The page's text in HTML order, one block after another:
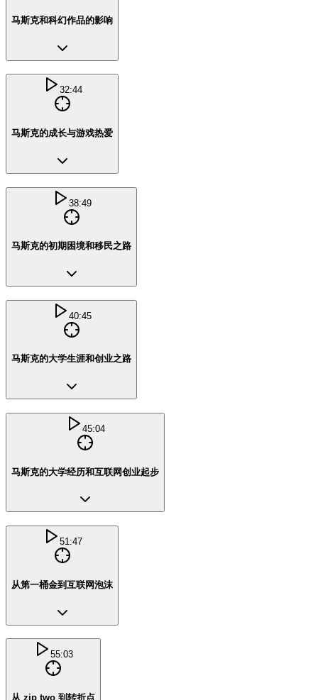
马斯克和科幻作品的影响
32:44
马斯克的成长与游戏热爱
38:49
马斯克的初期困境和移民之路
40:45
马斯克的大学生涯和创业之路
45:04
马斯克的大学经历和互联网创业起步
51:47
从第一桶金到互联网泡沫
55:03
从 zip two 到转折点